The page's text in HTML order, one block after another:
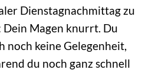
Dienstagnachmittag zu
Dein Magen knurrt. Du
noch keine Gelegenheit,
du noch ganz schnell